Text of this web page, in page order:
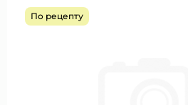
По рецепту